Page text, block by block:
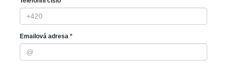
Emailová adresa *